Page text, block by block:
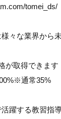
tomei_ds/
々な業界から
が取得できます
通常35%
躍する教習指